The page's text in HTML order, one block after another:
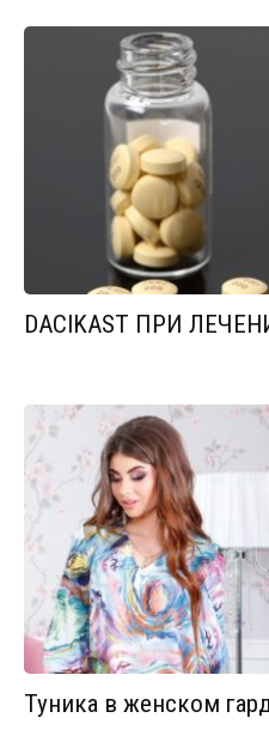
DACIKAST ПРИ
Туника в женском